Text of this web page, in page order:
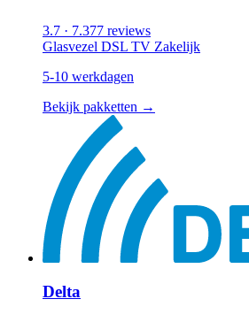
3.7 · 7.377 reviews
Glasvezel DSL TV Zakelijk
5-10 werkdagen
Bekijk pakketten →
Delta